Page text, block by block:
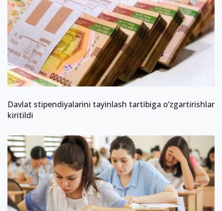
Davlat stipendiyalarini tayinlash tartibiga o‘zgartirishlar
kiritildi